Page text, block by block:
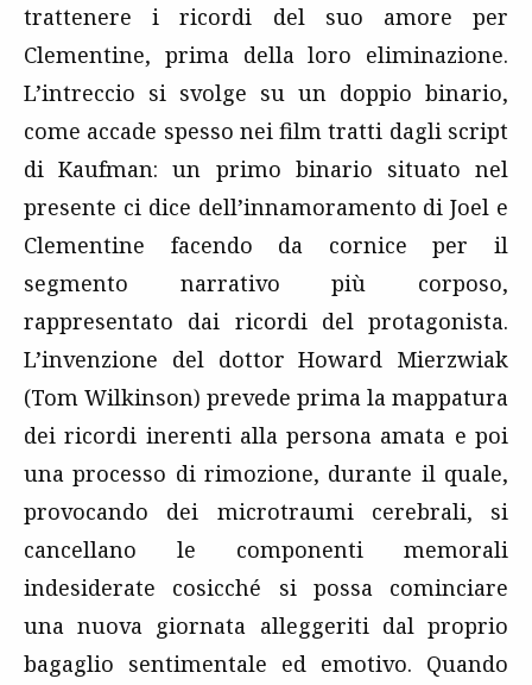
trattenere i ricordi del suo amore per
Clementine, prima della loro eliminazione.
L’intreccio si svolge su un doppio binario,
come accade spesso nei film tratti dagli script
di Kaufman: un primo binario situato nel
presente ci dice dell’innamoramento di Joel e
Clementine facendo da cornice per il
segmento narrativo più corposo,
rappresentato dai ricordi del protagonista.
L’invenzione del dottor Howard Mierzwiak
(Tom Wilkinson) prevede prima la mappatura
dei ricordi inerenti alla persona amata e poi
una processo di rimozione, durante il quale,
provocando dei microtraumi cerebrali, si
cancellano le componenti memorali
indesiderate cosicché si possa cominciare
una nuova giornata alleggeriti dal proprio
bagaglio sentimentale ed emotivo. Quando